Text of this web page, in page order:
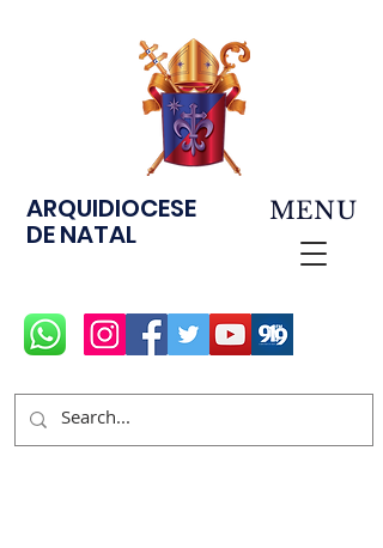
ARQUIDIOCESE
DE NATAL
MENU